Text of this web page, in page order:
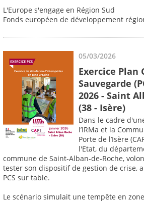
L'Europe s'engage en Région Sud
Fonds européen de développement
05/03/2026
Exercice Plan
Sauvegarde
2026 - Saint
(38 - Isère)
Dans le cadre
l’IRMa et la
Porte de l’Isère
l'Etat, du
commune de Saint-Alban-de-Roche,
tester son dispositif de gestion de crise,
PCS sur table.
Le scénario simulait une tempête en